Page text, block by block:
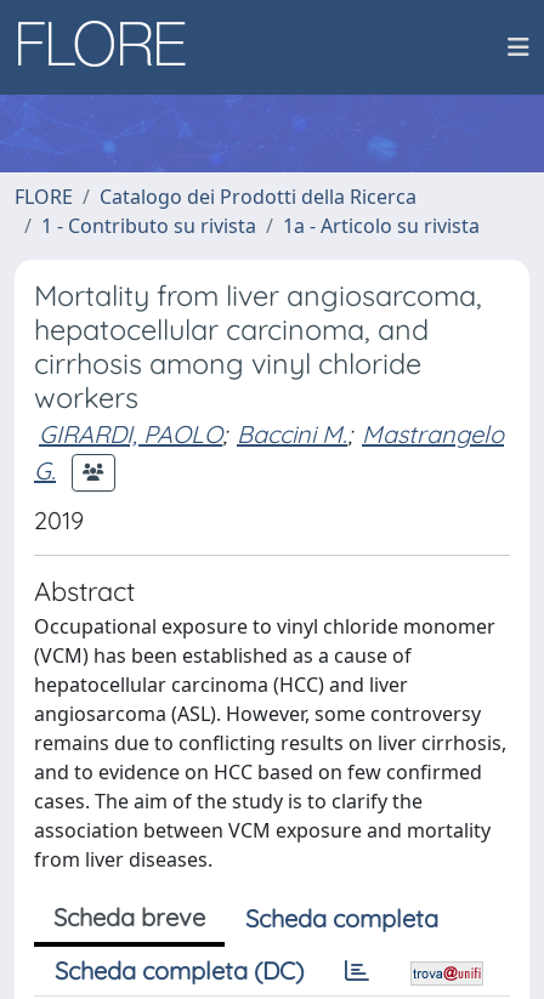
FLORE
Catalogo dei Prodotti della Ricerca
1 - Contributo su rivista
1a - Articolo su rivista
Mortality from liver angiosarcoma,
hepatocellular carcinoma, and
cirrhosis among vinyl chloride
workers
GIRARDI, PAOLO; Baccini M.; Mastrangelo
G.
2019
Abstract
Occupational exposure to vinyl chloride monomer
(VCM) has been established as a cause of
hepatocellular carcinoma (HCC) and liver
angiosarcoma (ASL). However, some controversy
remains due to conflicting results on liver cirrhosis,
and to evidence on HCC based on few confirmed
cases. The aim of the study is to clarify the
association between VCM exposure and mortality
from liver diseases.
Scheda breve
Scheda completa
Scheda completa (DC)